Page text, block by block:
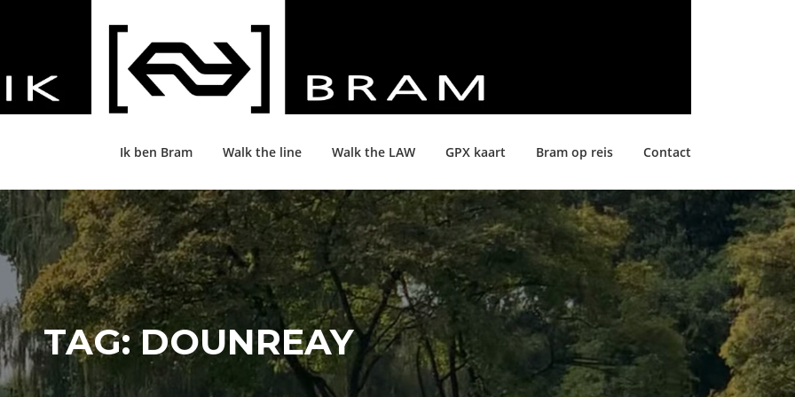
Ik ben Bram Walk the line Walk the LAW GPX kaart Bram op reis Contact
TAG:DOUNREAY